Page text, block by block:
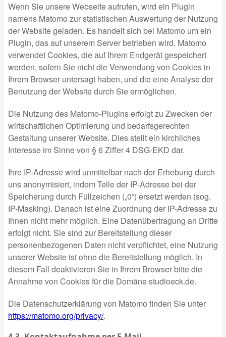
Wenn Sie unsere Webseite aufrufen, wird ein Plugin
namens Matomo zur statistischen Auswertung der Nutzung
der Website geladen. Es handelt sich bei Matomo um ein
Plugin, das auf unserem Server betrieben wird. Matomo
verwendet Cookies, die auf Ihrem Endgerät gespeichert
werden, sofern Sie nicht die Verwendung von Cookies in
Ihrem Browser untersagt haben, und die eine Analyse der
Benutzung der Website durch Sie ermöglichen.
Die Nutzung des Matomo-Plugins erfolgt zu Zwecken der
wirtschaftlichen Optimierung und bedarfsgerechten
Gestaltung unserer Website. Dies stellt ein kirchliches
Interesse im Sinne von § 6 Ziffer 4 DSG-EKD dar.
Ihre IP-Adresse wird unmittelbar nach der Erhebung durch
uns anonymisiert, indem Teile der IP-Adresse bei der
Speicherung durch Füllzeichen („0“) ersetzt werden (sog.
IP-Masking). Danach ist eine Zuordnung der IP-Adresse zu
Ihnen nicht mehr möglich. Eine Datenübertragung an Dritte
erfolgt nicht. Sie sind zur Bereitstellung dieser
personenbezogenen Daten nicht verpflichtet, eine Nutzung
unserer Website ist ohne die Bereitstellung möglich. In
diesem Fall deaktivieren Sie in Ihrem Browser bitte die
Annahme von Cookies für die Domäne studioeck.de.
Die Datenschutzerklärung von Matomo finden Sie unter
https://matomo.org/privacy/.